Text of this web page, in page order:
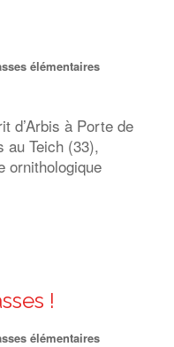
élémentaires
d’Arbis à Porte de
au Teich (33),
ornithologique
!
élémentaires